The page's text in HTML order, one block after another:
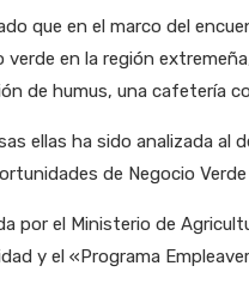
que en el marco del
en la región
de humus, una cafetería
ellas ha sido analizada al
de Negocio
por el Ministerio de
y el «Programa